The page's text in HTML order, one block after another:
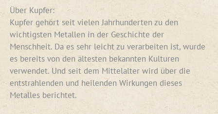
Über Kupfer:
Kupfer gehört seit vielen Jahrhunderten zu den
wichtigsten Metallen in der Geschichte der
Menschheit. Da es sehr leicht zu verarbeiten ist, wurde
es bereits von den ältesten bekannten Kulturen
verwendet. Und seit dem Mittelalter wird über die
entstrahlenden und heilenden Wirkungen dieses
Metalles berichtet.